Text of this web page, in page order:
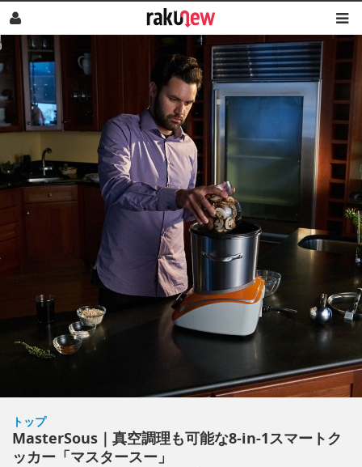
トップ
MasterSous｜真空調理も可能な8-in-1スマートク
ッカー「マスタースー」